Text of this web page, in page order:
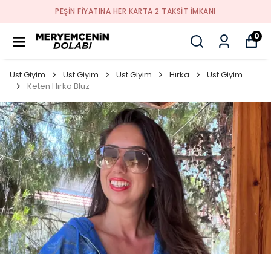
PEŞİN FİYATINA HER KARTA 2 TAKSİT İMKANI
0
Üst Giyim Üst Giyim Üst Giyim Hırka
Üst Giyim
Keten Hırka Bluz